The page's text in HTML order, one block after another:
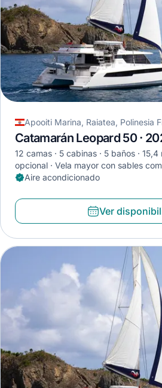
Apooiti Marina, Raiatea, Polinesia
Catamarán Leopard 50 ·
12 camas 5 cabinas 5 baños 15,4
opcional
Vela mayor con sables
Aire acondicionado
Ver